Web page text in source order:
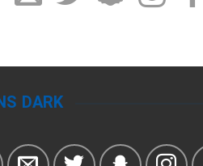
DARK